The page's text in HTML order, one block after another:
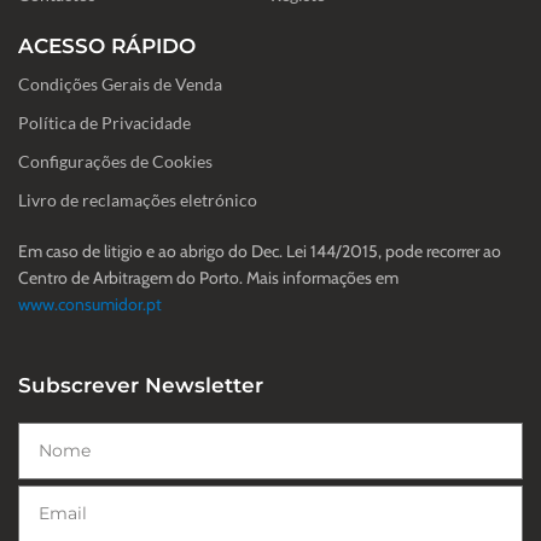
ACESSO RÁPIDO
Condições Gerais de Venda
Política de Privacidade
Configurações de Cookies
Livro de reclamações eletrónico
Em caso de litigio e ao abrigo do Dec. Lei 144/2015, pode recorrer ao
Centro de Arbitragem do Porto. Mais informações em
www.consumidor.pt
Subscrever Newsletter